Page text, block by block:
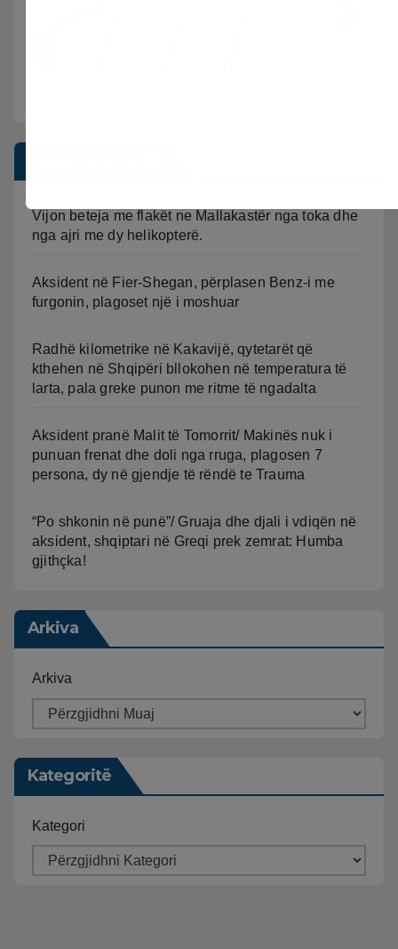
Vijon beteja me flakët ne Mallakastër nga toka dhe
nga ajri me dy helikopterë.
Aksident në Fier-Shegan, përplasen Benz-i me
furgonin, plagoset një i moshuar
Radhë kilometrike në Kakavijë, qytetarët që
kthehen në Shqipëri bllokohen në temperatura të
larta, pala greke punon me ritme të ngadalta
Aksident pranë Malit të Tomorrit/ Makinës nuk i
punuan frenat dhe doli nga rruga, plagosen 7
persona, dy në gjendje të rëndë te Trauma
“Po shkonin në punë”/ Gruaja dhe djali i vdiqën në
aksident, shqiptari në Greqi prek zemrat: Humba
gjithçka!
Arkiva
Arkiva
Kategoritë
Kategori